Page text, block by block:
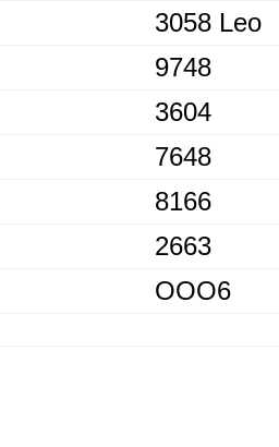
3058 Leo
9748
3604
7648
8166
2663
OOO6